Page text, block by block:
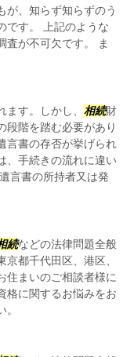
が、知らず知らずのう
です。 上記のような
査が不可欠です。 ま
ます。しかし、 相続財
段階を踏む必要があり
言書の存否が挙げられ
、手続きの流れに違い
言書の所持者又は発
続などの法律問題全般
都千代田区、港区、
住まいのご相談者様に
格に関するお悩みをお